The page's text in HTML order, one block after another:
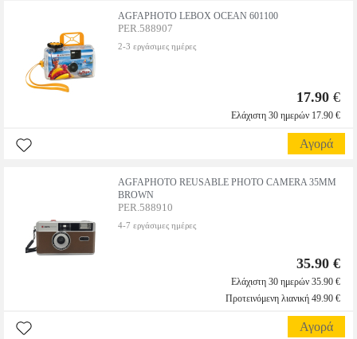
AGFAPHOTO LEBOX OCEAN 601100
PER.588907
2-3 εργάσιμες ημέρες
17.90 €
Ελάχιστη 30 ημερών 17.90 €
Αγορά
AGFAPHOTO REUSABLE PHOTO CAMERA 35MM
BROWN
PER.588910
4-7 εργάσιμες ημέρες
35.90 €
Ελάχιστη 30 ημερών 35.90 €
Προτεινόμενη λιανική 49.90 €
Αγορά